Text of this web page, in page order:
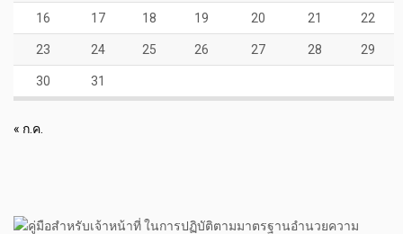
16 17 18 19 20 21 22
23 24 25 26 27 28 29
30 31
« ก.ค.